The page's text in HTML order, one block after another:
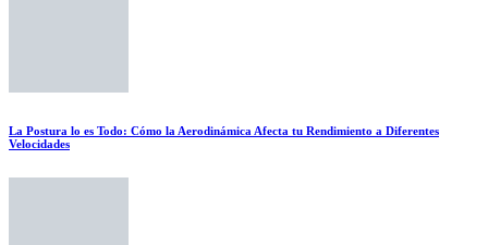
La Postura lo es Todo: Cómo la Aerodinámica Afecta tu Rendimiento a Diferentes
Velocidades